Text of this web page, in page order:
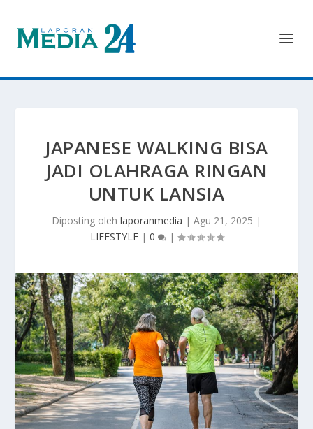
JAPANESE WALKING BISA
JADI OLAHRAGA RINGAN
UNTUK LANSIA
Diposting oleh laporanmedia | Agu 21, 2025 |
LIFESTYLE| 0 |